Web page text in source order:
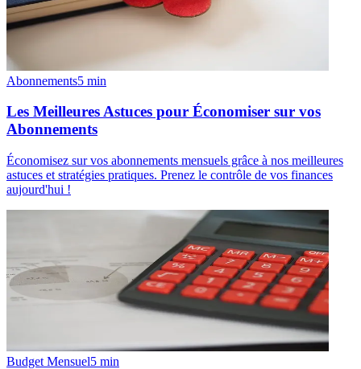
Abonnements5 min
Les Meilleures Astuces pour Économiser sur vos
Abonnements
Économisez sur vos abonnements mensuels grâce à nos meilleures
astuces et stratégies pratiques. Prenez le contrôle de vos finances
aujourd'hui !
Budget Mensuel5 min